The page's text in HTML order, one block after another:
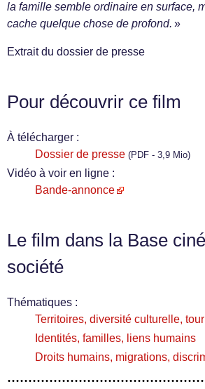
la famille semble ordinaire en surface,
cache quelque chose de profond. »
Extrait du dossier de presse
Pour découvrir ce film
À télécharger :
Dossier de presse (PDF - 3,9 Mio)
Vidéo à voir en ligne :
Bande-annonce
Le film dans la Base
société
Thématiques :
Territoires, diversité culturelle,
Identités, familles, liens humains
Droits humains, migrations,